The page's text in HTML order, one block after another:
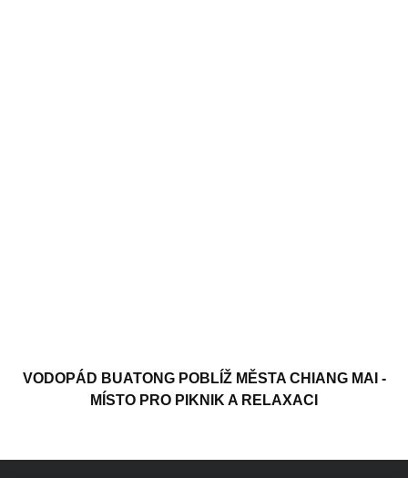
VODOPÁD BUATONG POBLÍŽ MĚSTA CHIANG MAI -
MÍSTO PRO PIKNIK A RELAXACI